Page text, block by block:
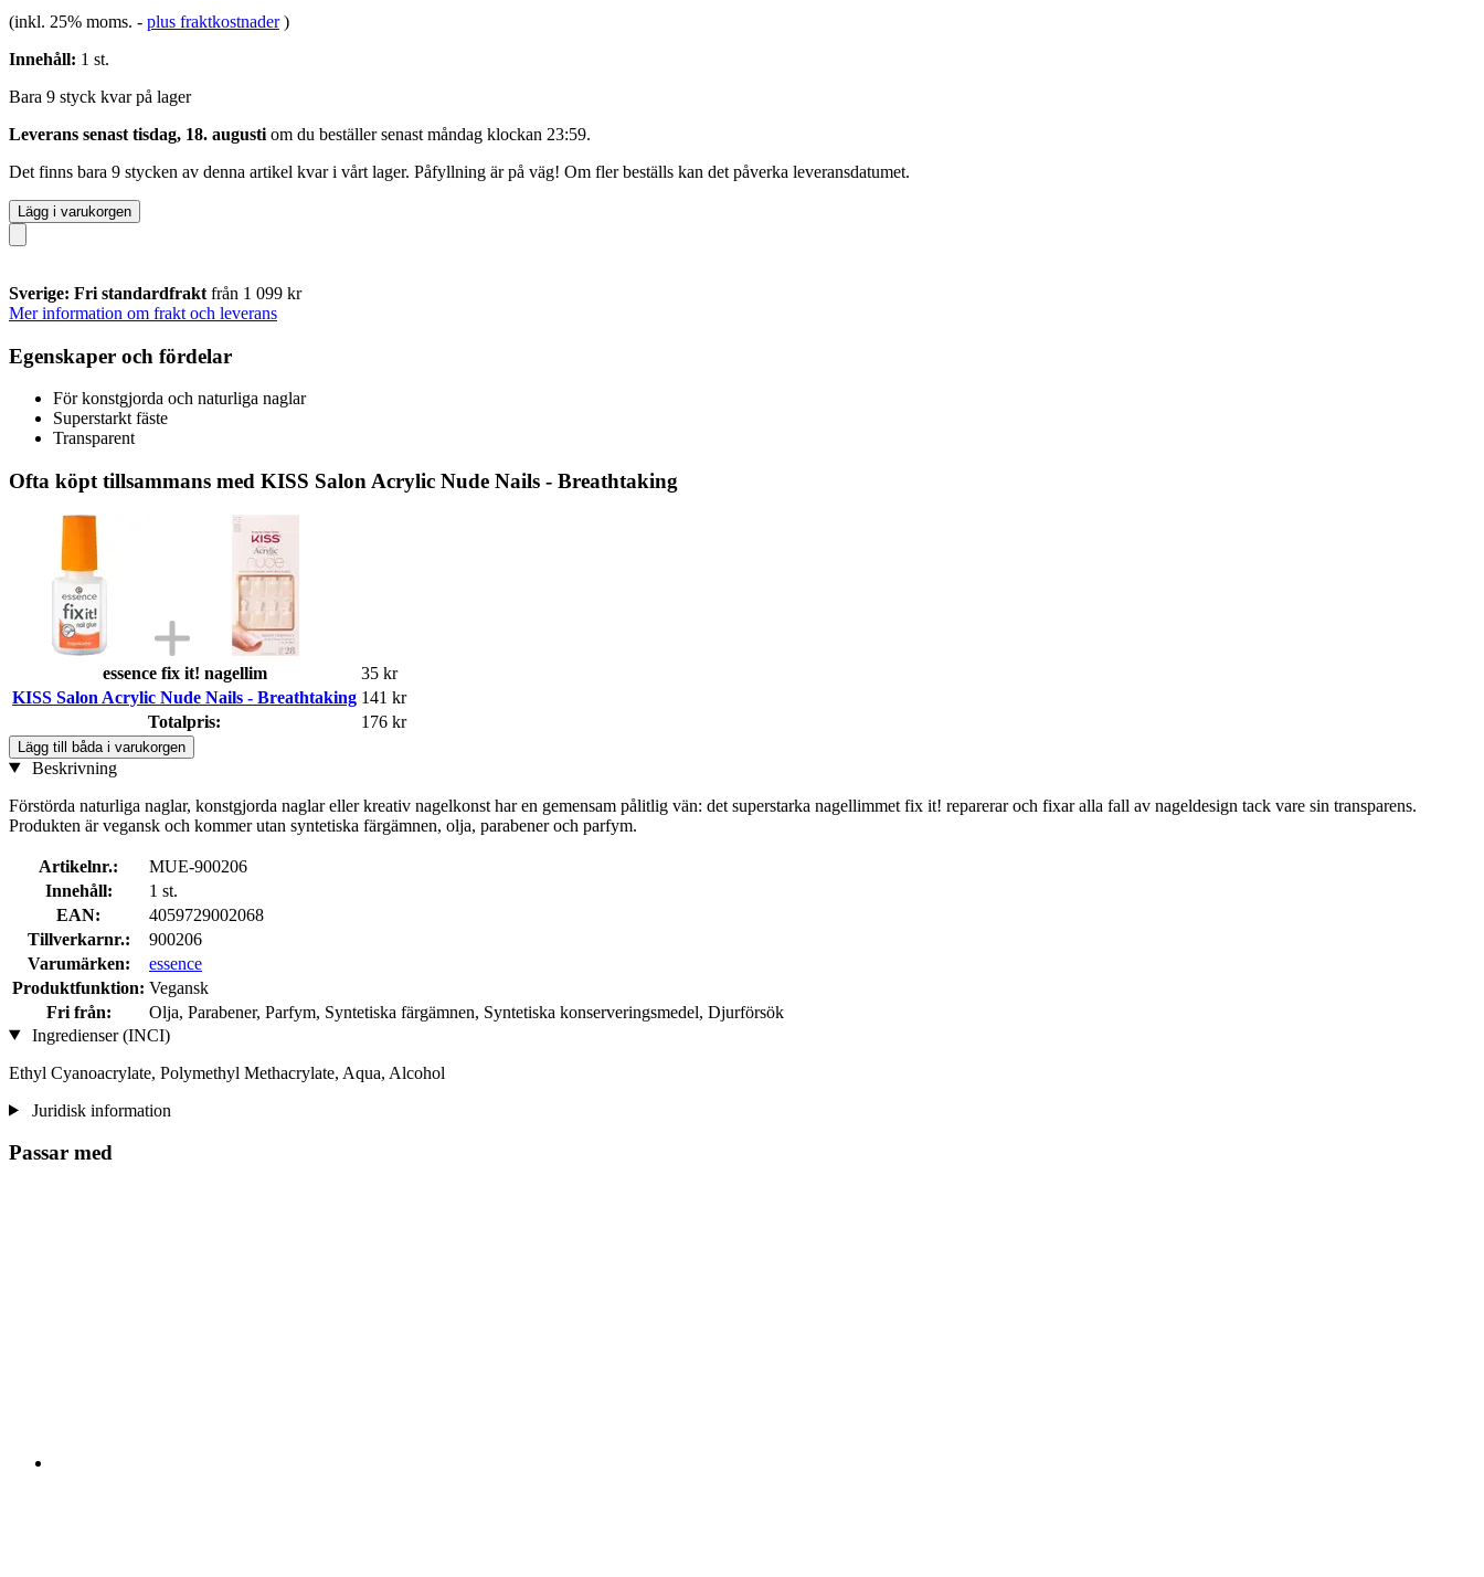
(inkl. 25% moms. - plus fraktkostnader )
Innehåll: 1 st.
Bara 9 styck kvar på lager
Leverans senast tisdag, 18. augusti om du beställer senast måndag klockan 23:59.
Det finns bara 9 stycken av denna artikel kvar i vårt lager. Påfyllning är på väg! Om fler beställs kan det påverka leveransdatumet.
Lägg i varukorgen
Sverige: Fri standardfrakt från 1 099 kr
Mer information om frakt och leverans
Egenskaper och fördelar
För konstgjorda och naturliga naglar
Superstarkt fäste
Transparent
Ofta köpt tillsammans med KISS Salon Acrylic Nude Nails - Breathtaking
essence fix it! nagellim
35 kr
KISS Salon Acrylic Nude Nails - Breathtaking 141 kr
Totalpris:
176 kr
Lägg till båda i varukorgen
Beskrivning
Förstörda naturliga naglar, konstgjorda naglar eller kreativ nagelkonst har en gemensam pålitlig vän: det superstarka nagellimmet fix it! reparerar och fixar alla fall av nageldesign tack vare sin transparens.
Produkten är vegansk och kommer utan syntetiska färgämnen, olja, parabener och parfym.
Artikelnr.:
MUE-900206
Innehåll:
1 st.
EAN:
4059729002068
Tillverkarnr.:
900206
Varumärken:
essence
Produktfunktion: Vegansk
Fri från:
Olja, Parabener, Parfym, Syntetiska färgämnen, Syntetiska konserveringsmedel, Djurförsök
Ingredienser (INCI)
Ethyl Cyanoacrylate, Polymethyl Methacrylate, Aqua, Alcohol
Juridisk information
Passar med